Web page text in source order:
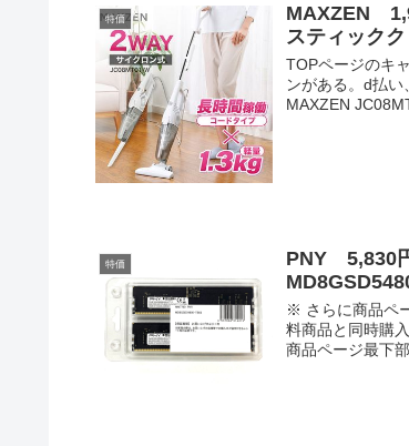
特価
MAXZEN
スティック
TOPページのキ
ンがある。d払
MAXZEN
特価
PNY 5,830
※ さらに商品ペ
料商品と同時購
商品ページ最下